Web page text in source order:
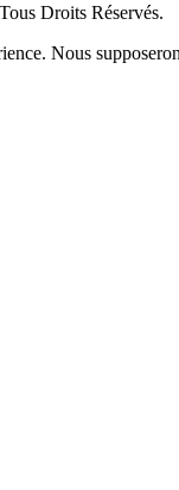
Droits Réservés.
Nous